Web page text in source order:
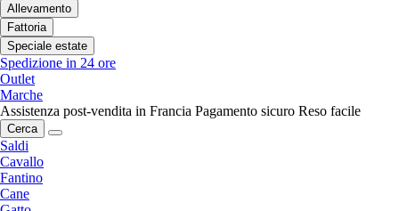
Allevamento
Fattoria
Speciale estate
Spedizione in 24 ore
Outlet
Marche
Assistenza post-vendita in Francia Pagamento sicuro Reso facile
Cerca
Saldi
Cavallo
Fantino
Cane